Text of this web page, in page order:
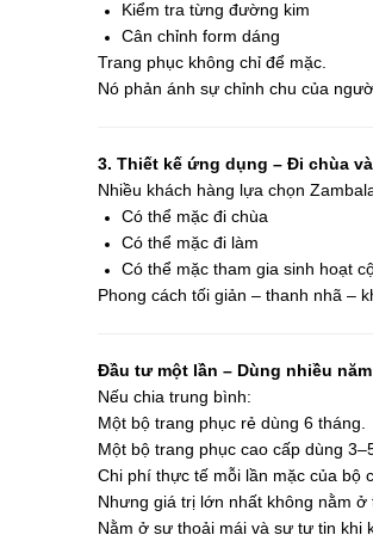
Kiểm tra từng đường kim
Cân chỉnh form dáng
Trang phục không chỉ để mặc.
Nó phản ánh sự chỉnh chu của
3. Thiết kế ứng dụng – Đi chùa
Nhiều khách hàng lựa chọn
Có thể mặc đi chùa
Có thể mặc đi làm
Có thể mặc tham gia sinh hoạt
Phong cách tối giản – thanh nhã –
Đầu tư một lần – Dùng nhiều năm
Nếu chia trung bình:
Một bộ trang phục rẻ dùng 6 tháng.
Một bộ trang phục cao cấp dùng
Chi phí thực tế mỗi lần mặc của bộ
Nhưng giá trị lớn nhất không nằm ở
Nằm ở sự thoải mái và sự tự tin khi